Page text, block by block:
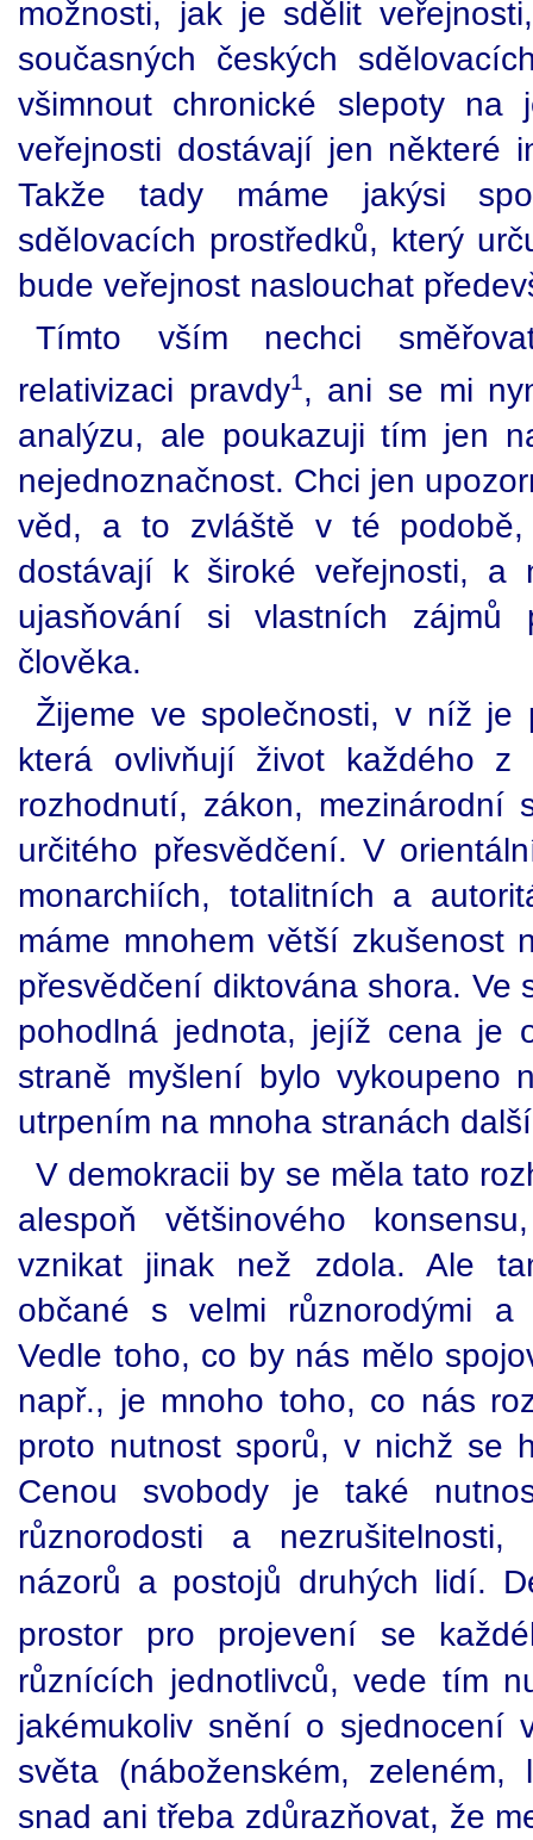
možnosti, jak je sdělit
současných českých
všimnout chronické slepoty
veřejnosti dostávají jen některé
Takže tady máme jakýsi
sdělovacích prostředků, který
bude veřejnost naslouchat
Tímto vším nechci
relativizaci pravdy1, ani se mi
analýzu, ale poukazuji tím jen
nejednoznačnost. Chci jen
věd, a to zvláště v té
dostávají k široké veřejnosti, a
ujasňování si vlastních zájmů
člověka.
Žijeme ve společnosti, v níž je
která ovlivňují život každého
rozhodnutí, zákon, mezinárodní
určitého přesvědčení. V
monarchiích, totalitních a
máme mnohem větší zkušenost
přesvědčení diktována shora. Ve
pohodlná jednota, jejíž cena je
straně myšlení bylo vykoupeno
utrpením na mnoha stranách
V demokracii by se měla tato
alespoň většinového
vznikat jinak než zdola. Ale
občané s velmi různorodými a
Vedle toho, co by nás mělo
např., je mnoho toho, co nás
proto nutnost sporů, v nichž se
Cenou svobody je také
různorodosti a
názorů a postojů druhých lidí.
prostor pro projevení se
různících jednotlivců, vede tím
jakémukoliv snění o sjednocení
světa (náboženském,
snad ani třeba zdůrazňovat, že